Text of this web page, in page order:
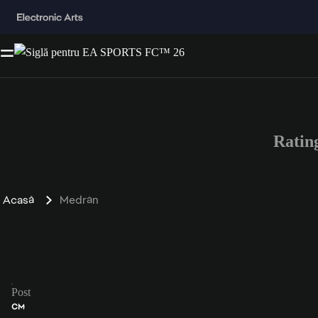
Acasă Medrán
Post
CM